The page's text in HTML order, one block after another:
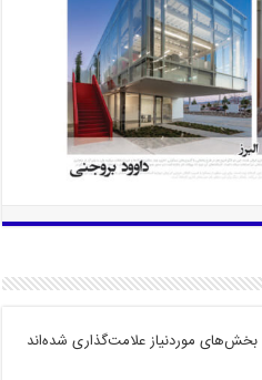
بخش‌های موردنیاز علامت‌گذاری شده‌اند